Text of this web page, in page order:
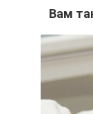
Вам